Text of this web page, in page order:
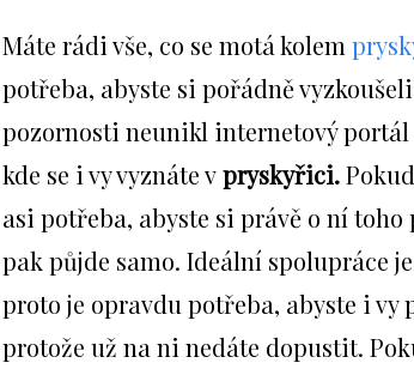
Máte rádi vše, co se motá kolem
potřeba, abyste si pořádně
pozornosti neunikl internetový portál
kde se i vy vyznáte vpryskyřici.
asi potřeba, abyste si právě o ní
pak půjde samo. Ideální spolupráce
proto je opravdu potřeba, abyste i
protože už na ni nedáte dopustit.